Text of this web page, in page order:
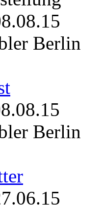
Berlin
Berlin